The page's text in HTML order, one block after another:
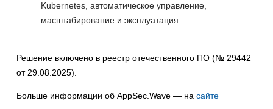
Kubernetes, автоматическое управление,
масштабирование и эксплуатация.
Решение включено в реестр отечественного ПО (№ 29442
от 29.08.2025).
Больше информации об AppSec.Wave — на сайте